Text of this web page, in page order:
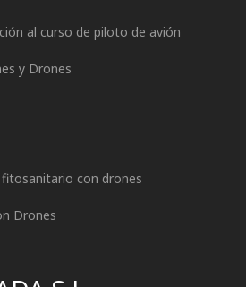
al curso de piloto de avión
y Drones
con drones
Drones